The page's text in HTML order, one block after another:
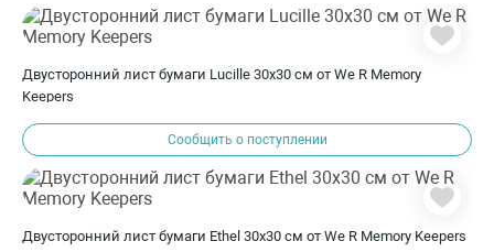
Двусторонний лист бумаги Lucille 30x30 см от We R Memory
Keepers
Сообщить о поступлении
Двусторонний лист бумаги Ethel 30x30 см от We R Memory Keepers